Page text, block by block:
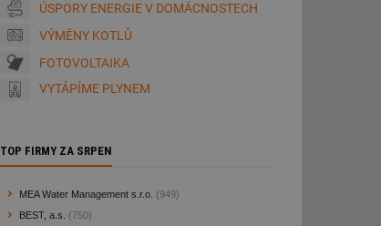
ÚSPORY ENERGIE V DOMÁCNOSTECH
VÝMĚNY KOTLŮ
FOTOVOLTAIKA
VYTÁPÍME PLYNEM
TOP FIRMY ZA SRPEN
MEA Water Management s.r.o. (949)
BEST, a.s.
(750)